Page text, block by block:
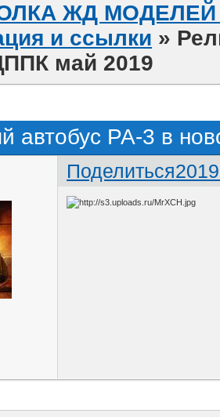
ЖД МОДЕЛЕЙ
и ссылки »
май 2019
автобус РА-3 в
Поделиться